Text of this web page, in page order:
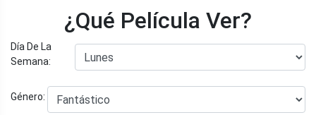
¿Qué Película Ver?
Día De La
Semana:
Género: